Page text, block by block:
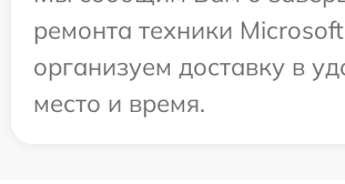
ремонта техники
организуем доставку в
место и время.